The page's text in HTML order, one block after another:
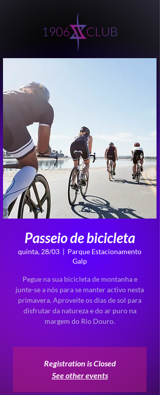
Passeio de bicicleta
quinta, 28/03
  |
Parque Estacionamento
Galp
Pegue na sua bicicleta de montanha e
junte-se a nós para se manter activo nesta
primavera. Aproveite os dias de sol para
disfrutar da natureza e do ar puro na
margem do Rio Douro.
Registration is Closed
See other events